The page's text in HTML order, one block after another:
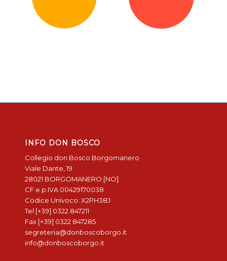
INFO DON BOSCO
Collegio don Bosco Borgomanero
Viale Dante, 19
28021 BORGOMANERO [NO]
CF e p.IVA 00429170038
Codice Univoco: X2PH38J
Tel [+39] 0322 847211
Fax [+39] 0322 847285
segreteria@donboscoborgo.it
info@donboscoborgo.it